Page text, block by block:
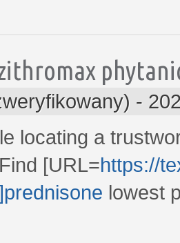
-
locating a
[URL=https://
lowest